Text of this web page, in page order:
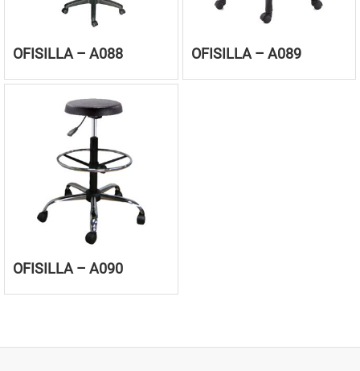
OFISILLA – A088 OFISILLA – A089
OFISILLA – A090